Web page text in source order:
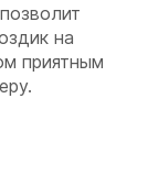
на
приятным